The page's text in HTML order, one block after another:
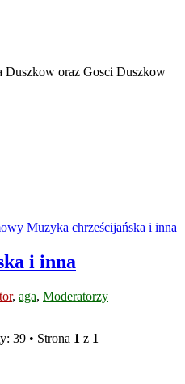
oraz Gosci Duszkow
Muzyka chrześcijańska i inna
i inna
, aga, Moderatorzy
39 • Strona 1 z 1